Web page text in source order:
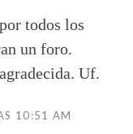
todos los
un foro.
Uf.
10:51 AM